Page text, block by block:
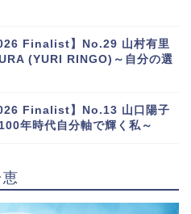
Finalist】No.29 山村有里
(YURI RINGO)～自分の選
Finalist】No.13 山口陽子
年時代自分軸で輝く私～